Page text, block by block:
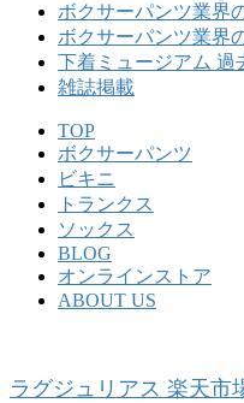
ボクサーパンツ業界
ボクサーパンツ業界
下着ミュージアム 過
雑誌掲載
TOP
ボクサーパンツ
ビキニ
トランクス
ソックス
BLOG
オンラインストア
ABOUT US
ラグジュリアス 楽天市